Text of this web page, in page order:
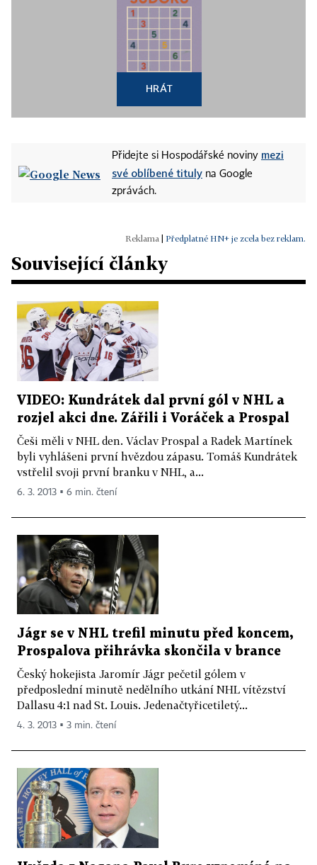
HRÁT
Přidejte si Hospodářské noviny mezi
své oblíbené tituly na Google
zprávách.
Předplatné HN+ je zcela bez reklam.
Související články
VIDEO: Kundrátek dal první gól v NHL a
rozjel akci dne. Zářili i Voráček a Prospal
Češi měli v NHL den. Václav Prospal a Radek Martínek
byli vyhlášeni první hvězdou zápasu. Tomáš Kundrátek
vstřelil svoji první branku v NHL, a...
6. 3. 2013 ▪ 6 min. čtení
Jágr se v NHL trefil minutu před koncem,
Prospalova přihrávka skončila v brance
Český hokejista Jaromír Jágr pečetil gólem v
předposlední minutě nedělního utkání NHL vítězství
Dallasu 4:1 nad St. Louis. Jedenačtyřicetiletý...
4. 3. 2013 ▪ 3 min. čtení